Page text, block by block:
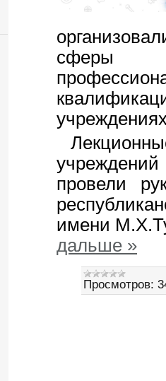
сферы
провели
имени
дальше »
Просмотров: